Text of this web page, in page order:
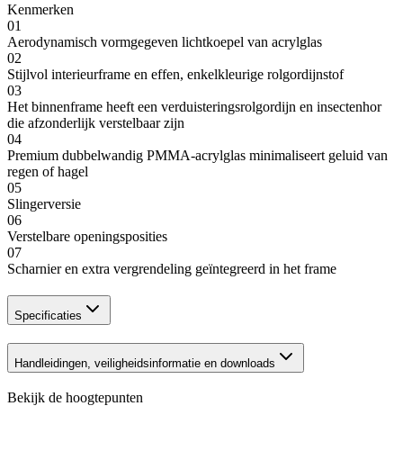
Kenmerken
01
Aerodynamisch vormgegeven lichtkoepel van acrylglas
02
Stijlvol interieurframe en effen, enkelkleurige rolgordijnstof
03
Het binnenframe heeft een verduisteringsrolgordijn en insectenhor
die afzonderlijk verstelbaar zijn
04
Premium dubbelwandig PMMA-acrylglas minimaliseert geluid van
regen of hagel
05
Slingerversie
06
Verstelbare openingsposities
07
Scharnier en extra vergrendeling geïntegreerd in het frame
Specificaties
Handleidingen, veiligheidsinformatie en downloads
Bekijk de hoogtepunten